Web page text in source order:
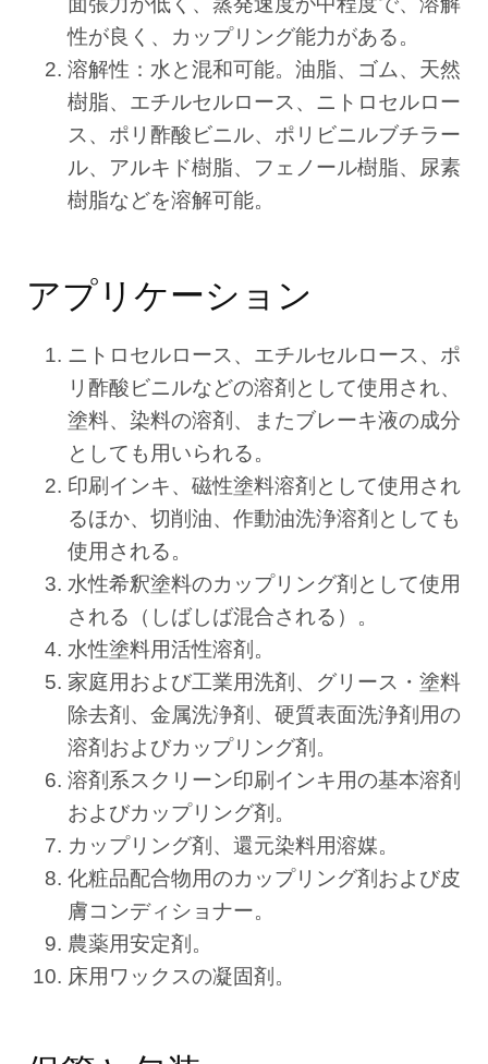
性が良く、カップリング能力がある。
溶解性：水と混和可能。油脂、ゴム、天然
樹脂、エチルセルロース、ニトロセルロー
ス、ポリ酢酸ビニル、ポリビニルブチラー
ル、アルキド樹脂、フェノール樹脂、尿素
樹脂などを溶解可能。
アプリケーション
ニトロセルロース、エチルセルロース、ポ
リ酢酸ビニルなどの溶剤として使用され、
塗料、染料の溶剤、またブレーキ液の成分
としても用いられる。
印刷インキ、磁性塗料溶剤として使用され
るほか、切削油、作動油洗浄溶剤としても
使用される。
水性希釈塗料のカップリング剤として使用
される（しばしば混合される）。
水性塗料用活性溶剤。
家庭用および工業用洗剤、グリース・塗料
除去剤、金属洗浄剤、硬質表面洗浄剤用の
溶剤およびカップリング剤。
溶剤系スクリーン印刷インキ用の基本溶剤
およびカップリング剤。
カップリング剤、還元染料用溶媒。
化粧品配合物用のカップリング剤および皮
膚コンディショナー。
農薬用安定剤。
床用ワックスの凝固剤。